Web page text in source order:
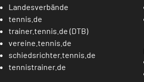
Landesverbände
tennis.de
trainer.tennis.de (DTB)
vereine.tennis.de
schiedsrichter.tennis.de
tennistrainer.de